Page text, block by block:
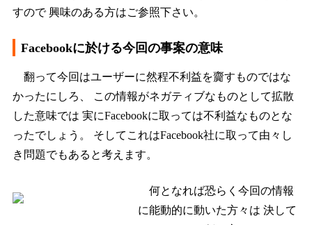
すので 興味のある方はご参照下さい。
Facebookに於ける今回の事案の意味
翻って今回はユーザーに然程不利益を齎すものではな
かったにしろ、 この情報がネガティブなものとして拡散
した意味では 実にFacebookに取っては不利益なものとな
ったでしょう。 そしてこれはFacebook社に取って由々し
き問題でもあると考えます。
何となれば恐らく今回の情報
に能動的に動いた方々は 決して